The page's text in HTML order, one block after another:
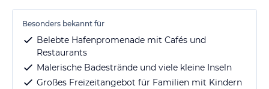
Besonders bekannt für
Belebte Hafenpromenade mit Cafés und
Restaurants
Malerische Badestrände und viele kleine Inseln
Großes Freizeitangebot für Familien mit Kindern